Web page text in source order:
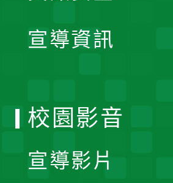
宣導資訊
校園影音
宣導影片